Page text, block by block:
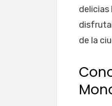
delicias
de la